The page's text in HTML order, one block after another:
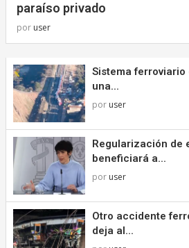
paraíso privado
por user
Sistema
una...
por user
Regularización de
beneficiará a...
por user
Otro accidente
deja al...